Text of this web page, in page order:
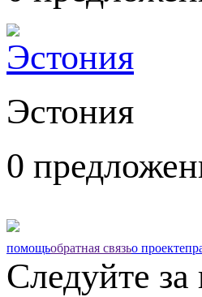
Эстония
0
помощьобратная связьо проекте
Следуйте